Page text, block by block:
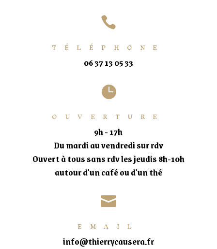

TÉLÉPHONE
06 37 13 05 33

OUVERTURE
9h - 17h
Du mardi au vendredi sur rdv
Ouvert à tous sans rdv les jeudis 8h-10h
autour d'un café ou d'un thé

EMAIL
info@thierrycausera.fr